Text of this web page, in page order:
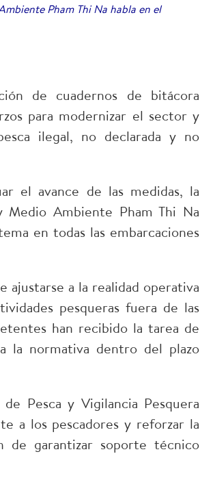
Pham Thi Na habla en el
de cuadernos de bitácora
para modernizar el sector y
ilegal, no declarada y no
el avance de las medidas, la
Ambiente Pham Thi Na
en todas las embarcaciones
ajustarse a la realidad operativa
pesqueras fuera de las
han recibido la tarea de
la normativa dentro del plazo
Pesca y Vigilancia Pesquera
a los pescadores y reforzar la
de garantizar soporte técnico